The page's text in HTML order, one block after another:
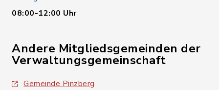
08:00-12:00 Uhr
Andere Mitgliedsgemeinden der
Verwaltungsgemeinschaft
Gemeinde Pinzberg